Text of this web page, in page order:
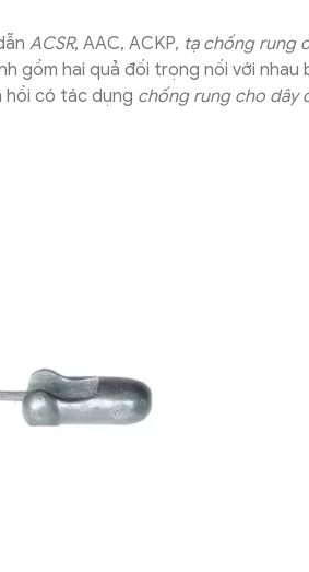
ACSR, AAC, ACKP, tạ chống rung
gồm hai quả đối trọng nối với nhau
có tác dụng chống rung cho dây